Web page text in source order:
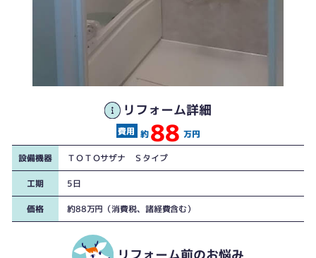
リフォーム詳細
約 88 万円
設備機器
ＴＯＴＯサザナ Ｓタイプ
工期 5日
価格 約88万円（消費税、諸経費含む）